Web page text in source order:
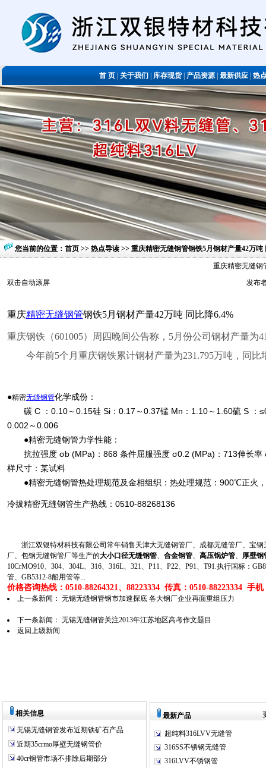
首 页关于我们库存现货|产品资源|最新供应|热
您当前的位置： 首页 >> 热点导读 >> 重庆精密无缝钢管钢铁5月钢材产量42万吨
重庆精密无缝钢
双击自动滚屏
发布
重庆精密无缝钢管钢铁5月钢材产量42万吨 同比降6.4%
重庆钢铁（601005）周四晚间公告称，5月份公司钢材产量为
今年前5个月重庆钢铁累计钢材产量为231.795万吨，同比
●精密无缝钢管化学成份：
碳 C ：0.10～0.15硅 Si：0.17～0.37锰 Mn：1.10～1.60硫 S ：
0.002～0.006
●精密无缝钢管力学性能：
抗拉强度 σb (MPa)：868 条件屈服强度 σ0.2 (MPa)：713伸长率
样尺寸：某试料
●精密无缝钢管热处理规范及金相组织：热处理规范：900℃正火
冷拔精密无缝钢管生产热线：0510-88268136
浙江双银特材科技有限公司常年销售天津大无缝钢管厂、成都无缝管厂、宝钢
厂、包钢无缝钢管厂等生产的大小口径无缝钢管、 合金钢管、 高压锅炉管、
厚壁钢
10CrMO910、304、304L、316、316L、321、P11、P22、P91、T91.执行国标：
管、GB5312-8船用管等...
价格咨询热线：0510-88264321、88223334 传真：0510-88223334 手机
上一条新闻： 无锡无缝钢管钢市加速探底 各大钢厂企业再面重组压力
下一条新闻： 无锡无缝钢管关注2013年江苏地区高考作文题目
返回上级新闻
相关信息
无锡无缝钢管发布近期铁矿石产品
近期35crmo厚壁无缝钢管价
40cr钢管市场不排除后期部分
最新产品
超纯料316LVV无缝管
316SS不锈钢无缝管
316LVV不锈钢管